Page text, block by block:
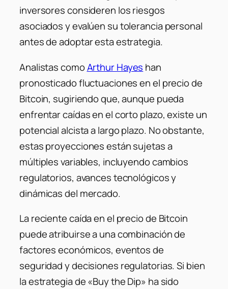
inversores consideren los riesgos
asociados y evalúen su tolerancia personal
antes de adoptar esta estrategia.
Analistas comoArthur Hayes han
pronosticado fluctuaciones en el precio de
Bitcoin, sugiriendo que, aunque pueda
enfrentar caídas en el corto plazo, existe un
potencial alcista a largo plazo. No obstante,
estas proyecciones están sujetas a
múltiples variables, incluyendo cambios
regulatorios, avances tecnológicos y
dinámicas del mercado.
La reciente caída en el precio de Bitcoin
puede atribuirse a una combinación de
factores económicos, eventos de
seguridad y decisiones regulatorias. Si bien
la estrategia de «Buy the Dip» ha sido